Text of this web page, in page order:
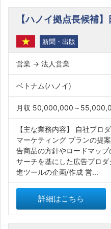
【ハノイ拠点長候補
新聞・出版
営業 → 法人営業
ベトナム(ハノイ)
月収 50,000,000～
【主な業務内容】 自社プロ
マーケティング プランの提
告商品の方針やロードマッ
サーチを基にした広告プロ
進ツールの企画/作成 営...
詳細はこちら